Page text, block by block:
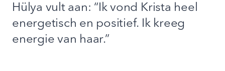
Hülya vult aan: “Ik vond Krista heel
energetisch en positief. Ik kreeg
energie van haar.”